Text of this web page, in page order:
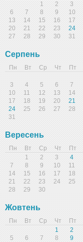
1
2 3
6
7 8 9 10
13
14 15 16 17
20
21 22 23 24
27
28 29 30 31
Серпень
Пн Вт Ср Чт Пт
3
4 5 6 7
10
11 12 13 14
17
18 19 20 21
24
25 26 27 28
31
Вересень
Пн Вт Ср Чт Пт
1
2 3 4
7
8 9 10 11
14
15 16 17 18
21
22 23 24 25
28
29 30
Жовтень
Пн Вт Ср Чт Пт
1
2
5
6 7 8 9